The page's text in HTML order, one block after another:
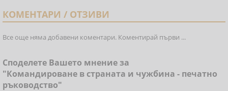
КОМЕНТАРИ / ОТЗИВИ
Все още няма добавени коментари. Коментирай първи ...
Споделете Вашето мнение за
"Командироване в страната и чужбина - печатно
ръководство"